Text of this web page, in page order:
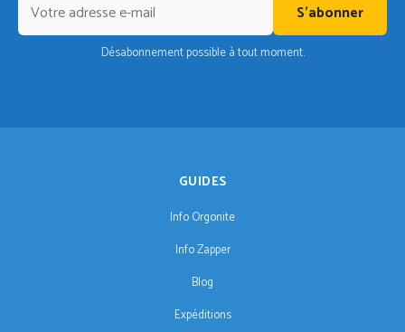
S'abonner
Désabonnement possible à tout moment.
GUIDES
Info Orgonite
Info Zapper
Blog
Expéditions